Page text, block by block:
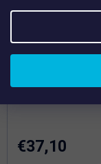
€37,10